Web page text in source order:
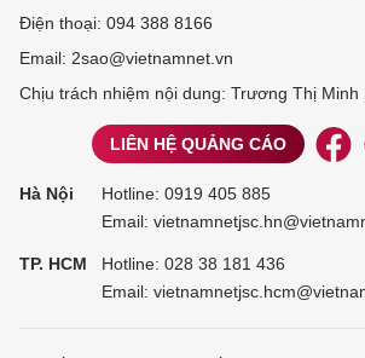
Điện thoại: 094 388 8166
Email: 2sao@vietnamnet.vn
Chịu trách nhiệm nội dung: Trương Thị Minh
LIÊN HỆ QUẢNG CÁO
Hà Nội Hotline: 0919 405 885
Email:
TP. HCM Hotline: 028 38 181 436
Email: